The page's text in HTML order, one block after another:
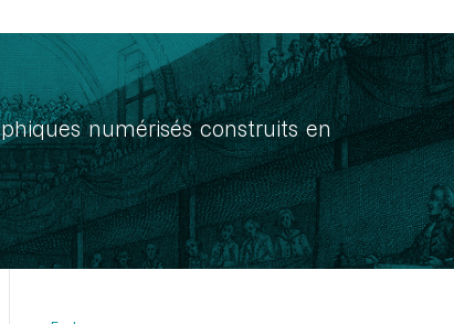
numérisés construits en